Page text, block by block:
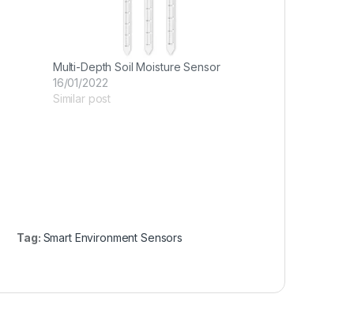
Multi-Depth Soil Moisture Sensor
16/01/2022
Similar post
Tag: Smart Environment Sensors